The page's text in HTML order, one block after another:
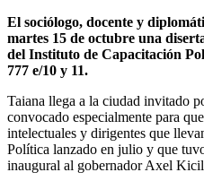
El sociólogo, docente y
martes 15 de octubre una
del Instituto de Capacitación
777 e/10 y 11.
Taiana llega a la ciudad invitado
convocado especialmente para
intelectuales y dirigentes que
Política lanzado en julio y que
inaugural al gobernador Axel